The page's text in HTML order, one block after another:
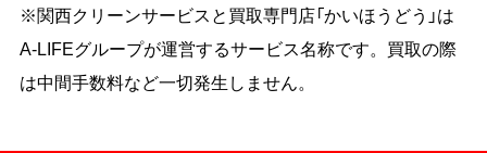
※関西クリーンサービスと買取専門店「かいほうどう」は
A-LIFEグループが運営するサービス名称です。買取の際
は中間手数料など一切発生しません。